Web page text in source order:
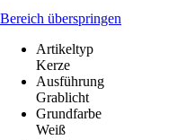
Bereich überspringen
Artikeltyp
Kerze
Ausführung
Grablicht
Grundfarbe
Weiß